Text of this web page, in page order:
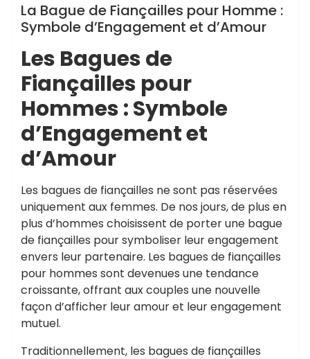
La Bague de Fiançailles pour Homme :
Symbole d’Engagement et d’Amour
Les Bagues de
Fiançailles pour
Hommes : Symbole
d’Engagement et
d’Amour
Les bagues de fiançailles ne sont pas réservées
uniquement aux femmes. De nos jours, de plus en
plus d’hommes choisissent de porter une bague
de fiançailles pour symboliser leur engagement
envers leur partenaire. Les bagues de fiançailles
pour hommes sont devenues une tendance
croissante, offrant aux couples une nouvelle
façon d’afficher leur amour et leur engagement
mutuel.
Traditionnellement, les bagues de fiançailles